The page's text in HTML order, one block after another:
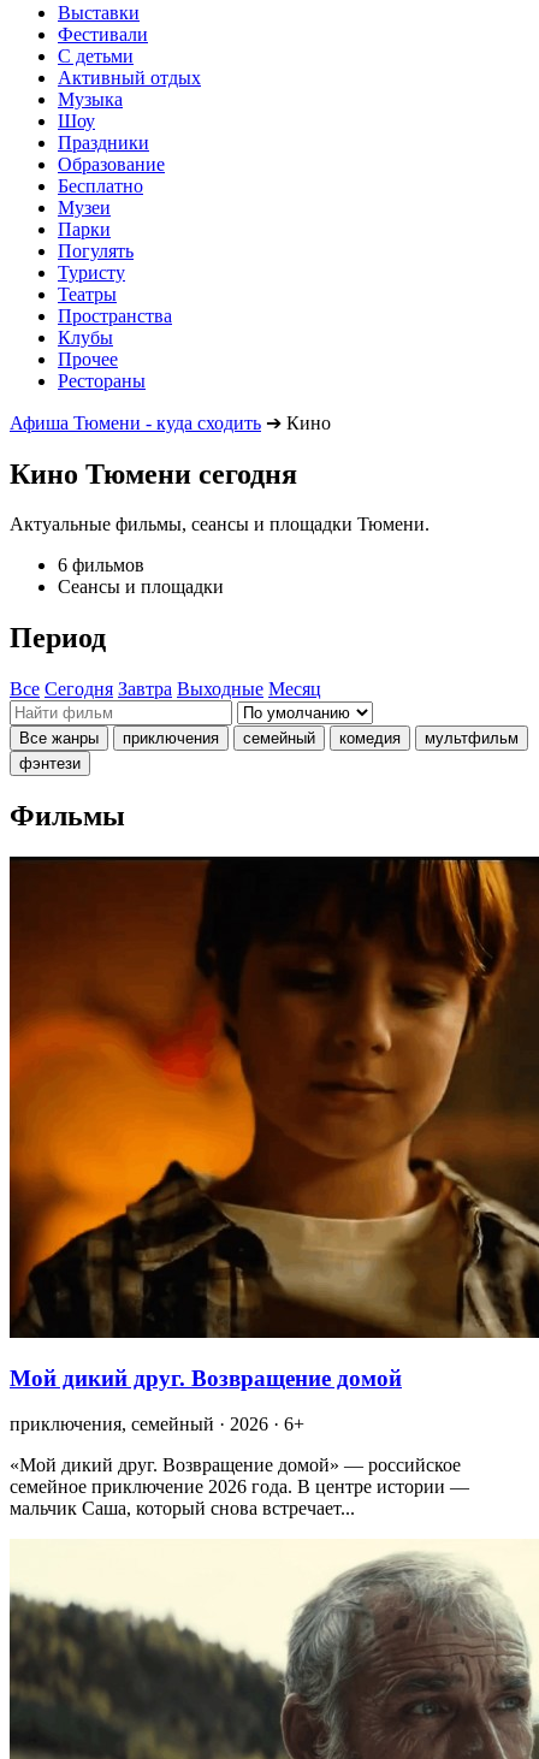
Выставки
Фестивали
С детьми
Активный отдых
Музыка
Шоу
Праздники
Образование
Бесплатно
Музеи
Парки
Погулять
Туристу
Театры
Пространства
Клубы
Прочее
Рестораны
Афиша Тюмени - куда сходить ➔ Кино
Кино Тюмени сегодня
Актуальные фильмы, сеансы и площадки Тюмени.
6 фильмов
Сеансы и площадки
Период
Все Сегодня Завтра Выходные Месяц
Все жанры приключения семейный комедия
мультфильм
фэнтези
Фильмы
Мой дикий друг. Возвращение домой
приключения, семейный · 2026 · 6+
«Мой дикий друг. Возвращение домой» — российское
семейное приключение 2026 года. В центре истории —
мальчик Саша, который снова встречает...